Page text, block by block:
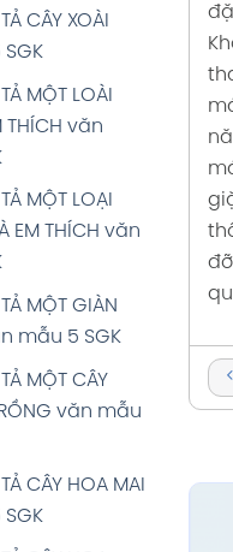
Việt 5 tập
LÀM VĂN:
TẢ CẢNH giải
tập 1 Trang
LẤY MÀU
Việt 5 tập
HẠNH PHÚC
giải Tiếng Việt
135
PHÚC
giải Tiếng Việt
144
CÂY XOÀI
MỘT LOÀI
THÍCH văn
MỘT LOẠI
EM THÍCH văn
MỘT GIÀN
mẫu 5 SGK
MỘT CÂY
văn mẫu
CÂY HOA MAI